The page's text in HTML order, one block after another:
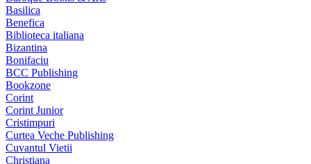
Basilica
Benefica
Biblioteca italiana
Bizantina
Bonifaciu
BCC Publishing
Bookzone
Corint
Corint Junior
Cristimpuri
Curtea Veche Publishing
Cuvantul Vietii
Christiana